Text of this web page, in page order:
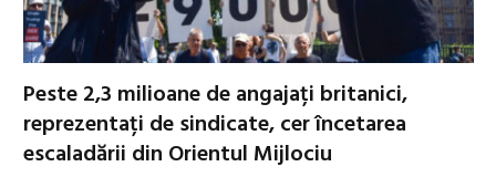
Peste 2,3 milioane de angajați britanici,
reprezentați de sindicate, cer încetarea
escaladării din Orientul Mijlociu